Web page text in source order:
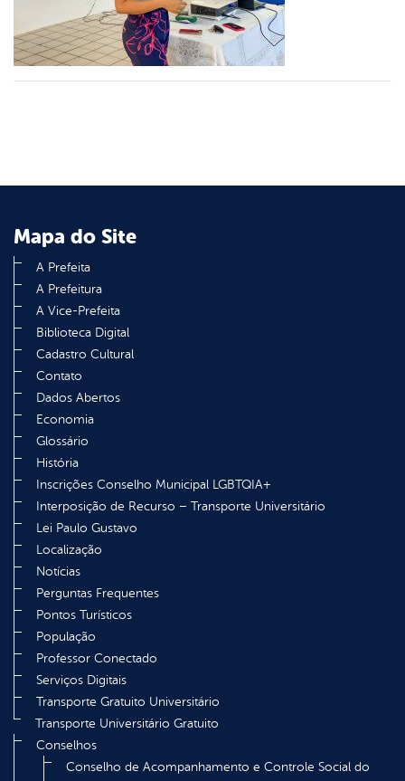
Mapa do Site
A Prefeita
A Prefeitura
A Vice-Prefeita
Biblioteca Digital
Cadastro Cultural
Contato
Dados Abertos
Economia
Glossário
História
Inscrições Conselho Municipal LGBTQIA+
Interposição de Recurso – Transporte Universitário
Lei Paulo Gustavo
Localização
Notícias
Perguntas Frequentes
Pontos Turísticos
População
Professor Conectado
Serviços Digitais
Transporte Gratuito Universitário
Transporte Universitário Gratuito
Conselhos
Conselho de Acompanhamento e Controle Social do